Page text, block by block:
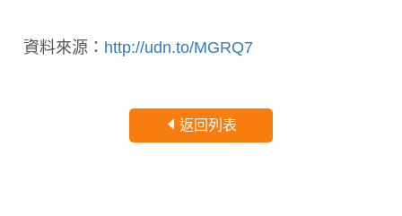
資料來源： http://udn.to/MGRQ7
返回列表